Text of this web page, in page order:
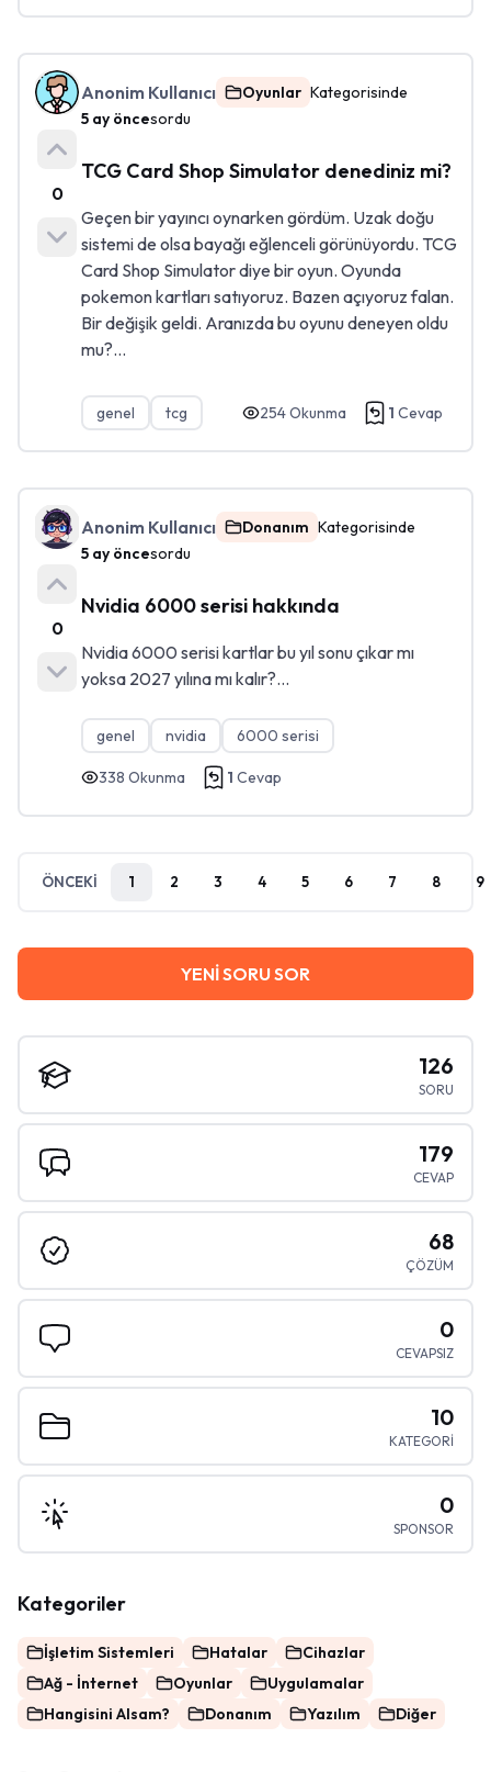
0
Anonim Kullanıcı Oyunlar Kategorisinde
5 ay öncesordu
TCG Card Shop Simulator denediniz mi?
Geçen bir yayıncı oynarken gördüm. Uzak doğu
sistemi de olsa bayağı eğlenceli görünüyordu. TCG
Card Shop Simulator diye bir oyun. Oyunda
pokemon kartları satıyoruz. Bazen açıyoruz falan.
Bir değişik geldi. Aranızda bu oyunu deneyen oldu
mu?...
genel tcg 254Okunma 1 Cevap
0
Anonim Kullanıcı Donanım Kategorisinde
5 ay öncesordu
Nvidia 6000 serisi hakkında
Nvidia 6000 serisi kartlar bu yıl sonu çıkar mı
yoksa 2027 yılına mı kalır?...
genel nvidia 6000 serisi
338 Okunma 1 Cevap
ÖNCEKİ 1 2 3 4 5 6 7 8 9
YENİ SORU SOR
126
SORU
179
CEVAP
68
ÇÖZÜM
0
CEVAPSIZ
10
KATEGORİ
0
SPONSOR
Kategoriler
İşletim Sistemleri Hatalar
Cihazlar
Ağ - İnternet
Oyunlar
Uygulamalar
Hangisini Alsam?
Donanım Yazılım Diğer